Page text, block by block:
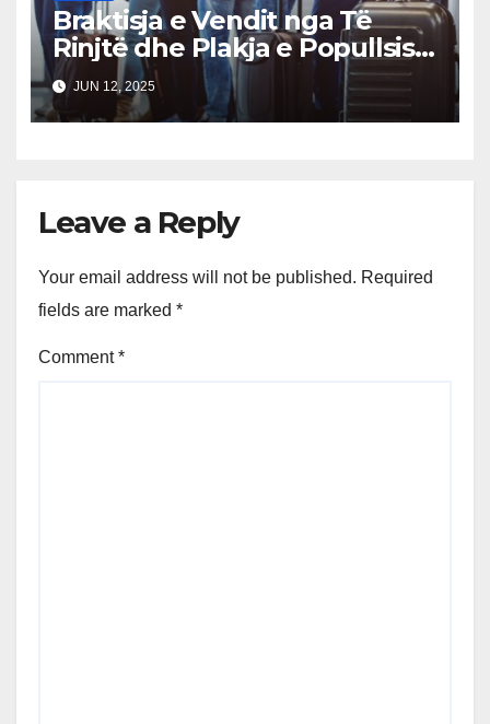
Braktisja e Vendit nga Të
Rinjtë dhe Plakja e Popullsisë:
Qeveria Miraton Planin
Kombëtar të Veprimit 2025-
2030
JUN 12, 2025
Leave a Reply
Your email address will not be published. Required
fields are marked *
Comment*